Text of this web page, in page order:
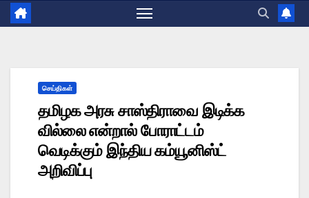
செய்திகள்
தமிழக அரசு சாஸ்திராவை இடிக்க
வில்லை என்றால் போராட்டம்
வெடிக்கும் இந்திய கம்யூனிஸ்ட்
அறிவிப்பு